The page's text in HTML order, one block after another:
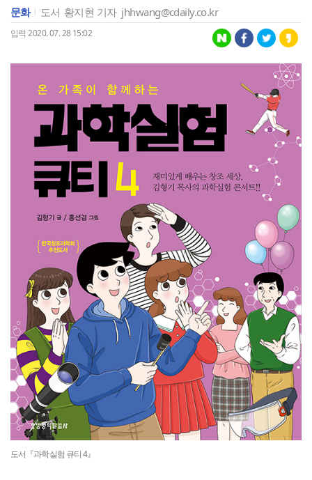
문화 도서 황지현 기자 jhhwang@cdaily.co.kr
입력 2020. 07. 28 15:02
도서『과학실험 큐티 4』